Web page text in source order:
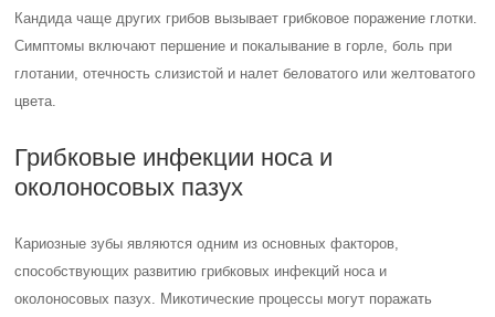
Кандида чаще других грибов вызывает грибковое поражение глотки.
Симптомы включают першение и покалывание в горле, боль при
глотании, отечность слизистой и налет беловатого или желтоватого
цвета.
Грибковые инфекции носа и
околоносовых пазух
Кариозные зубы являются одним из основных факторов,
способствующих развитию грибковых инфекций носа и
околоносовых пазух. Микотические процессы могут поражать